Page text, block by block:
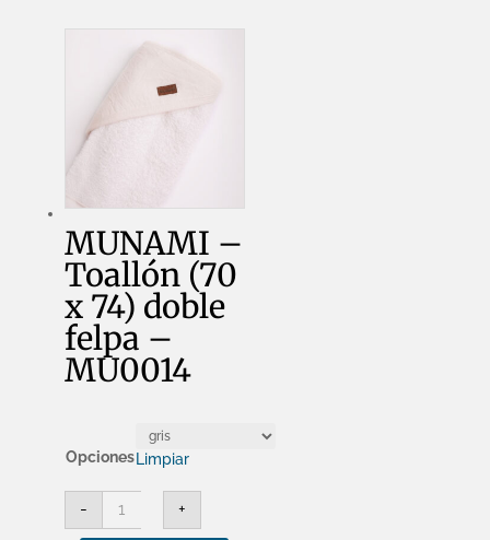
MUNAMI –
Toallón (70
x 74) doble
felpa –
MU0014
Opciones Limpiar
-
MUNAMI
Toallón
+